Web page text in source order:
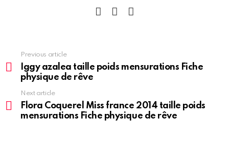
more
Previous article
Iggy azalea taille poids mensurations Fiche
physique de rêve
Next article
Flora Coquerel Miss france 2014 taille poids
mensurations Fiche physique de rêve